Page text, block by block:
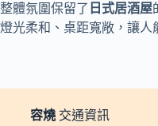
整體氛圍保留了 日式居酒屋
燈光柔和、桌距寬敞，讓人
容燒 交通資訊